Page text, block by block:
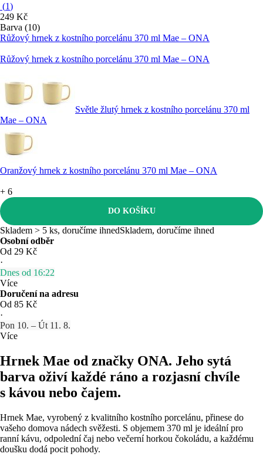
(1)
249 Kč
Barva (10)
Růžový hrnek z kostního porcelánu 370 ml Mae – ONA
Růžový hrnek z kostního porcelánu 370 ml Mae – ONA
Světle žlutý hrnek z kostního porcelánu 370 ml
Mae – ONA
Oranžový hrnek z kostního porcelánu 370 ml Mae – ONA
+ 6
DO KOŠÍKU
Skladem > 5 ks, doručíme ihnedSkladem, doručíme ihned
Osobní odběr
Od 29 Kč
·
Dnes od 16:22
Více
Doručení na adresu
Od 85 Kč
·
Pon 10. – Út 11. 8.
Více
Hrnek Mae od značky ONA. Jeho sytá
barva oživí každé ráno a rozjasní chvíle
s kávou nebo čajem.
Hrnek Mae, vyrobený z kvalitního kostního porcelánu, přinese do
vašeho domova nádech svěžesti. S objemem 370 ml je ideální pro
ranní kávu, odpolední čaj nebo večerní horkou čokoládu, a každému
doušku dodá pocit pohody.